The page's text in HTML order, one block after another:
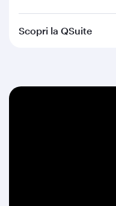
Scopri la QSuite